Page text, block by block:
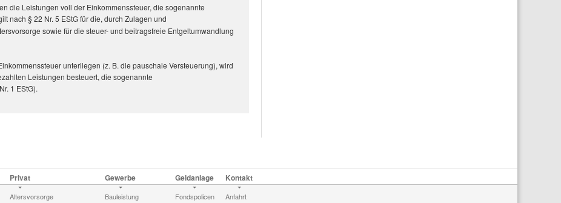
die Leistungen voll der Einkommenssteuer, die sogenannte
nach § 22 Nr. 5 EStGfür die, durch Zulagen und
sowie für die steuer- und beitragsfreie Entgeltumwandlung
unterliegen (z. B. die pauschale Versteuerung), wird
Leistungen besteuert, die sogenannte
1 EStG).
Privat
Altersvorsorge
Gewerbe
Bauleistung
Geldanlage
Fondspolicen
Kontakt
Anfahrt